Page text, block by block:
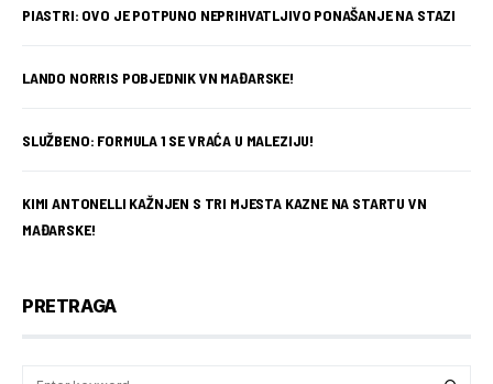
PIASTRI: OVO JE POTPUNO NEPRIHVATLJIVO PONAŠANJE NA STAZI
LANDO NORRIS POBJEDNIK VN MAĐARSKE!
SLUŽBENO: FORMULA 1 SE VRAĆA U MALEZIJU!
KIMI ANTONELLI KAŽNJEN S TRI MJESTA KAZNE NA STARTU VN
MAĐARSKE!
PRETRAGA